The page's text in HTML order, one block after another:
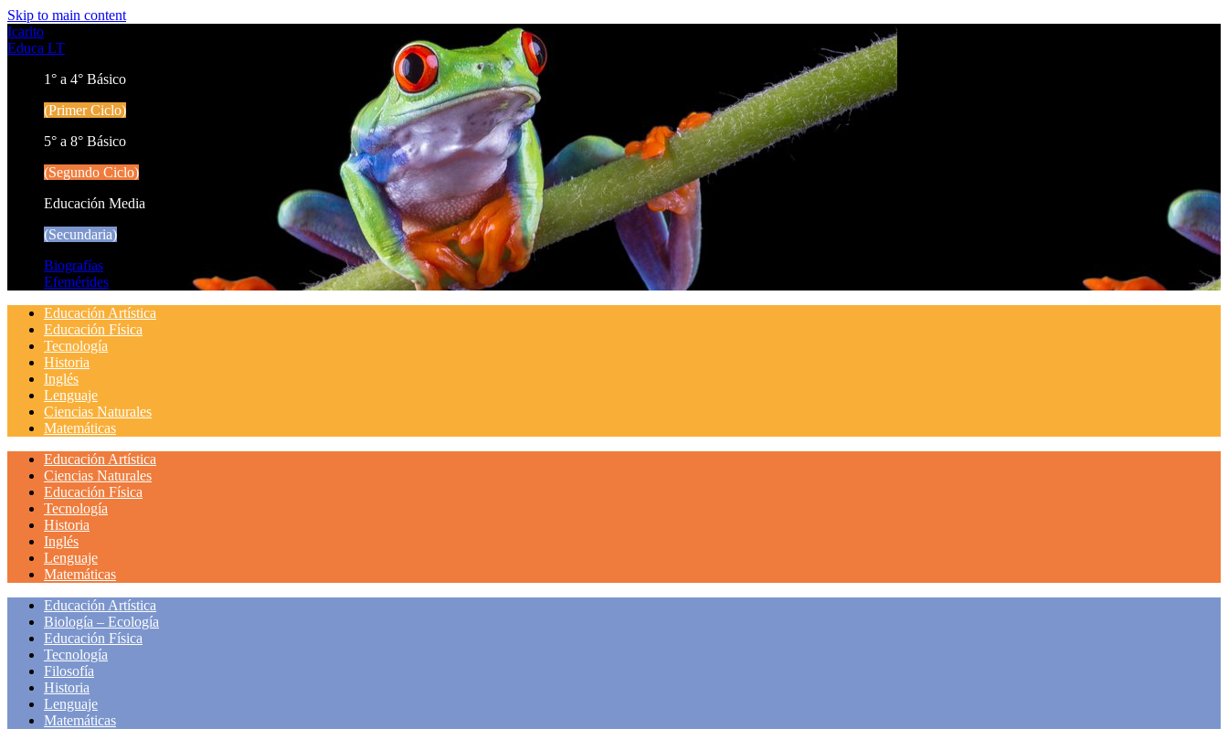
Skip to main content
Icarito
Educa LT
1° a 4° Básico
(Primer Ciclo)
5° a 8° Básico
(Segundo Ciclo)
Educación Media
(Secundaria)
Biografías
Efemérides
Educación Artística
Educación Física
Tecnología
Historia
Inglés
Lenguaje
Ciencias Naturales
Matemáticas
Educación Artística
Ciencias Naturales
Educación Física
Tecnología
Historia
Inglés
Lenguaje
Matemáticas
Educación Artística
Biología – Ecología
Educación Física
Tecnología
Filosofía
Historia
Lenguaje
Matemáticas